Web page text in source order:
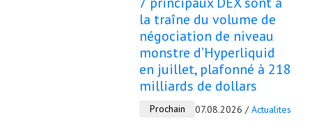
la traîne du volume de
négociation de niveau
monstre d’Hyperliquid
en juillet, plafonné à 218
milliards de dollars
Prochain 07.08.2026 /Actualites